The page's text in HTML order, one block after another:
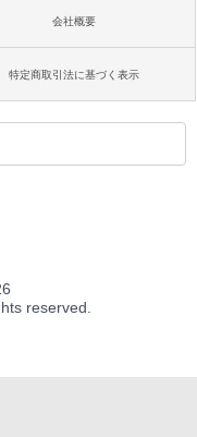
会社概要
特定商取引法に基づく表示
reserved.